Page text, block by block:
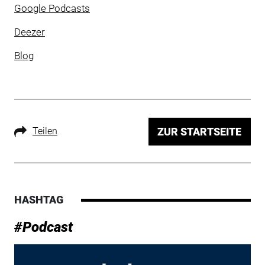
Google Podcasts
Deezer
Blog
Teilen ZUR STARTSEITE
HASHTAG
#Podcast